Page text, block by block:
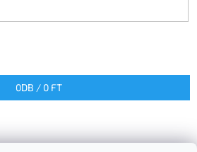
0DB / 0 FT